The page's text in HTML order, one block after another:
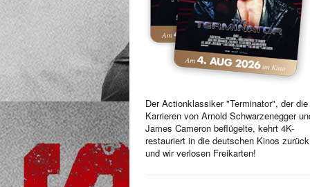
Der Actionklassiker "Terminator", der die
Karrieren von Arnold Schwarzenegger
James Cameron beflügelte, kehrt 4K-
restauriert in die deutschen Kinos zurück
und wir verlosen Freikarten!